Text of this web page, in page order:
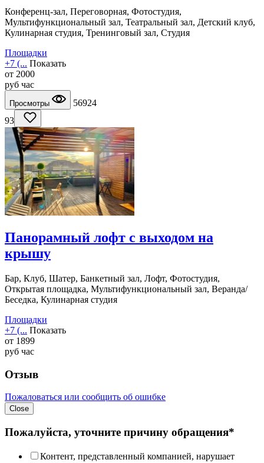
Конференц-зал, Переговорная, Фотостудия,
Мультифункциональный зал, Театральный зал, Детский клуб,
Кулинарная студия, Тренинговый зал, Студия
Площадки
+7 (... Показать
от 2000
руб час
Просмотры
56924
93
Панорамный лофт с выходом на
крышу
Бар, Клуб, Шатер, Банкетный зал, Лофт, Фотостудия,
Открытая площадка, Мультифункциональный зал, Веранда/
Беседка, Кулинарная студия
Площадки
+7 (... Показать
от 1899
руб час
Отзыв
Пожаловаться или сообщить об ошибке
Close
Пожалуйста, уточните причину обращения*
Контент, представленный компанией, нарушает